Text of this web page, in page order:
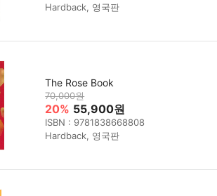
Hardback, 영국판
The Rose Book
70,000원
20% 55,900원
ISBN : 9781838668808
Hardback, 영국판